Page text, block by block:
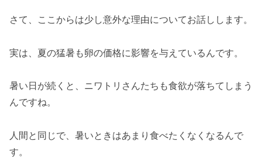
さて、ここからは少し意外な理由についてお話しします。
実は、夏の猛暑も卵の価格に影響を与えているんです。
暑い日が続くと、ニワトリさんたちも食欲が落ちてしまう
んですね。
人間と同じで、暑いときはあまり食べたくなくなるんで
す。